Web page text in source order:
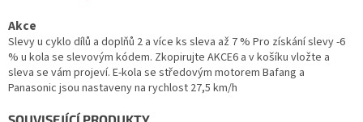
Akce
Slevy u cyklo dílů a doplňů 2 a více ks sleva až 7 % Pro získání slevy -6
% u kola se slevovým kódem. Zkopirujte AKCE6 a v košíku vložte a
sleva se vám projeví. E-kola se středovým motorem Bafang a
Panasonic jsou nastaveny na rychlost 27,5 km/h